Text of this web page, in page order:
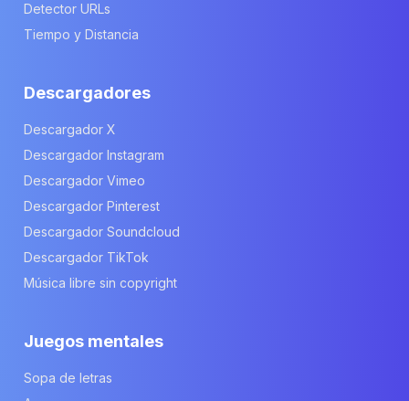
Detector URLs
Tiempo y Distancia
Descargadores
Descargador X
Descargador Instagram
Descargador Vimeo
Descargador Pinterest
Descargador Soundcloud
Descargador TikTok
Música libre sin copyright
Juegos mentales
Sopa de letras